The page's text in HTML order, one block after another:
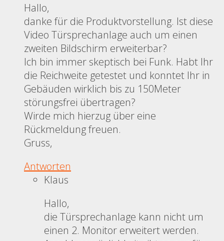
Hallo,
danke für die Produktvorstellung. Ist diese
Video Türsprechanlage auch um einen
zweiten Bildschirm erweiterbar?
Ich bin immer skeptisch bei Funk. Habt Ihr
die Reichweite getestet und konntet Ihr in
Gebäuden wirklich bis zu 150Meter
störungsfrei übertragen?
Wirde mich hierzug über eine
Rückmeldung freuen.
Gruss,
Antworten
Klaus
Hallo,
die Türsprechanlage kann nicht um
einen 2. Monitor erweitert werden.